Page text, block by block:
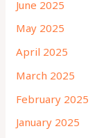
June 2025
May 2025
April 2025
March 2025
February 2025
January 2025